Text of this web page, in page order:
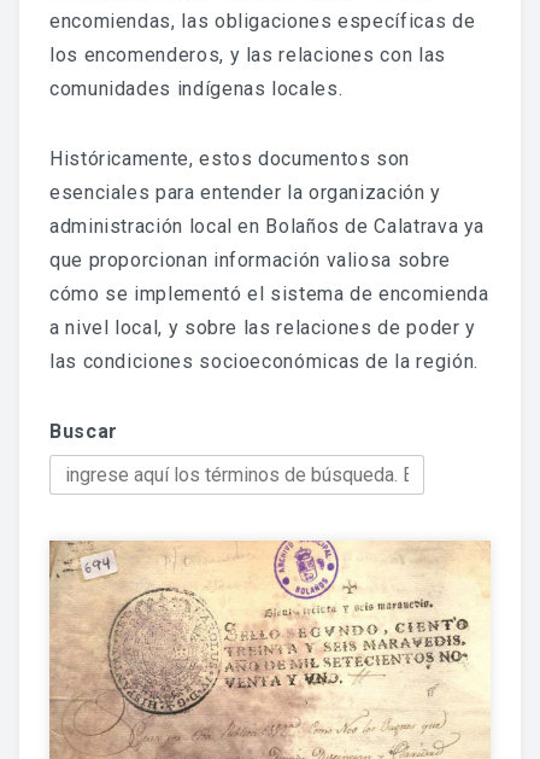
Reales Provisiones
DIFUSIÓN
Vídeos De Jornadas De Historia Local
Memorias Vivas
Estudios Socioeconómicos
CONSULTAR EL ARCHIVO
encomiendas, las obligaciones específicas de
los encomenderos, y las relaciones con las
comunidades indígenas locales.
Históricamente, estos documentos son
esenciales para entender la organización y
administración local en Bolaños de Calatrava ya
que proporcionan información valiosa sobre
cómo se implementó el sistema de encomienda
a nivel local, y sobre las relaciones de poder y
las condiciones socioeconómicas de la región.
Buscar